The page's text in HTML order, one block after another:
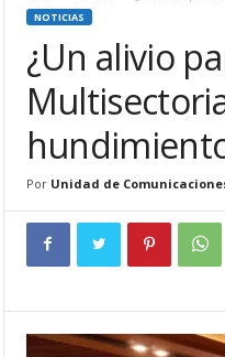
NOTICIAS
¿Un alivio
Por Unidad de